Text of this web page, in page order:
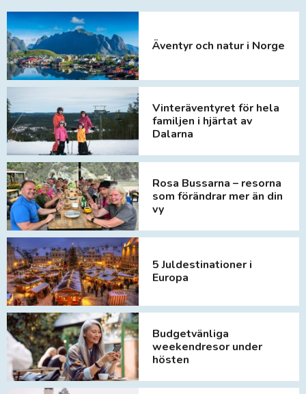
Äventyr och natur i Norge
Vinteräventyret för hela
familjen i hjärtat av
Dalarna
Rosa Bussarna – resorna
som förändrar mer än din
vy
5 Juldestinationer i
Europa
Budgetvänliga
weekendresor under
hösten